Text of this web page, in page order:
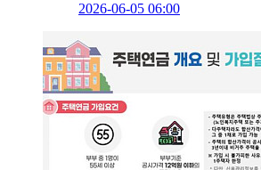
2026-06-05 06:00